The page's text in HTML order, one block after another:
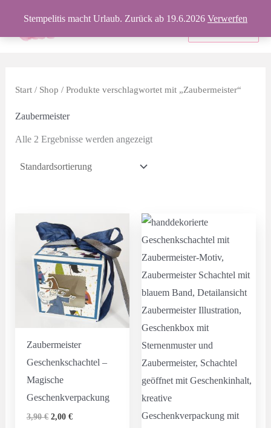
Stempelitis macht Urlaub. Zurück ab 19.6.2026 Verwerfen
springen
Produkte
Start/ Shop / Produkte verschlagwortet mit „Zaubermeister“
Zaubermeister
Alle 2 Ergebnisse werden angezeigt
Zaubermeister
Geschenkschachtel –
Magische
Geschenkverpackung
3,90€ Ursprünglicher
2,00 €Aktueller